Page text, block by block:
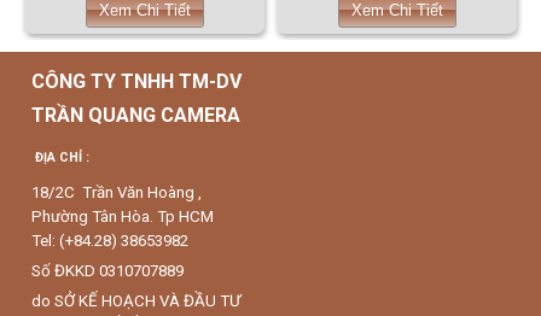
Xem Chi Tiết
Xem Chi Tiết
CÔNG TY TNHH TM-DV
TRẦN QUANG CAMERA
ĐỊA CHỈ :
18/2C Trần Văn Hoàng ,
Phường Tân Hòa. Tp HCM
Tel: (+84.28) 38653982
Số ĐKKD 0310707889
do SỞ KẾ HOẠCH VÀ ĐẦU TƯ